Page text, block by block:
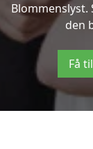
den
Få